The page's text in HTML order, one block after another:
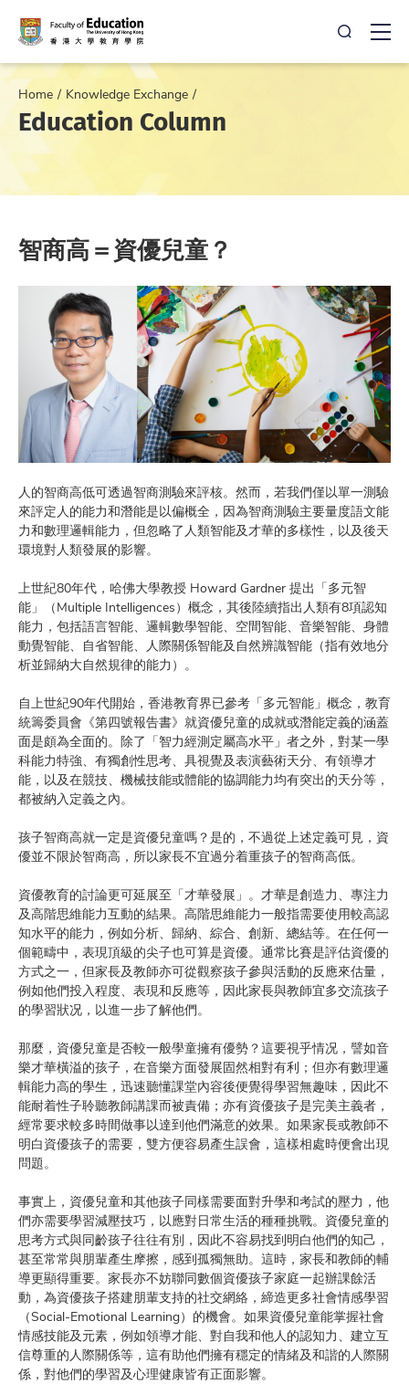
Open
Home Knowledge Exchange
Education Column
智商高＝資優兒童？
人的智商高低可透過智商測驗來評核。然而，若我們僅以單一測驗
來評定人的能力和潛能是以偏概全，因為智商測驗主要量度語文能
力和數理邏輯能力，但忽略了人類智能及才華的多樣性，以及後天
環境對人類發展的影響。
上世紀80年代，哈佛大學教授 Howard Gardner 提出「多元智
能」（Multiple Intelligences）概念，其後陸續指出人類有8項認知
能力，包括語言智能、邏輯數學智能、空間智能、音樂智能、身體
動覺智能、自省智能、人際關係智能及自然辨識智能（指有效地分
析並歸納大自然規律的能力）。
自上世紀90年代開始，香港教育界已參考「多元智能」概念，教育
統籌委員會《第四號報告書》就資優兒童的成就或潛能定義的涵蓋
面是頗為全面的。除了「智力經測定屬高水平」者之外，對某一學
科能力特強、有獨創性思考、具視覺及表演藝術天分、有領導才
能，以及在競技、機械技能或體能的協調能力均有突出的天分等，
都被納入定義之內。
孩子智商高就一定是資優兒童嗎？是的，不過從上述定義可見，資
優並不限於智商高，所以家長不宜過分着重孩子的智商高低。
資優教育的討論更可延展至「才華發展」。才華是創造力、專注力
及高階思維能力互動的結果。高階思維能力一般指需要使用較高認
知水平的能力，例如分析、歸納、綜合、創新、總結等。在任何一
個範疇中，表現頂級的尖子也可算是資優。通常比賽是評估資優的
方式之一，但家長及教師亦可從觀察孩子參與活動的反應來估量，
例如他們投入程度、表現和反應等，因此家長與教師宜多交流孩子
的學習狀况，以進一步了解他們。
那麼，資優兒童是否較一般學童擁有優勢？這要視乎情况，譬如音
樂才華橫溢的孩子，在音樂方面發展固然相對有利；但亦有數理邏
輯能力高的學生，迅速聽懂課堂內容後便覺得學習無趣味，因此不
能耐着性子聆聽教師講課而被責備；亦有資優孩子是完美主義者，
經常要求較多時間做事以達到他們滿意的效果。如果家長或教師不
明白資優孩子的需要，雙方便容易產生誤會，這樣相處時便會出現
問題。
事實上，資優兒童和其他孩子同樣需要面對升學和考試的壓力，他
們亦需要學習減壓技巧，以應對日常生活的種種挑戰。資優兒童的
思考方式與同齡孩子往往有別，因此不容易找到明白他們的知己，
甚至常常與朋輩產生摩擦，感到孤獨無助。這時，家長和教師的輔
導更顯得重要。家長亦不妨聯同數個資優孩子家庭一起辦課餘活
動，為資優孩子搭建朋輩支持的社交網絡，締造更多社會情感學習
（Social-Emotional Learning）的機會。如果資優兒童能掌握社會
情感技能及元素，例如領導才能、對自我和他人的認知力、建立互
信尊重的人際關係等，這有助他們擁有穩定的情緒及和諧的人際關
係，對他們的學習及心理健康皆有正面影響。